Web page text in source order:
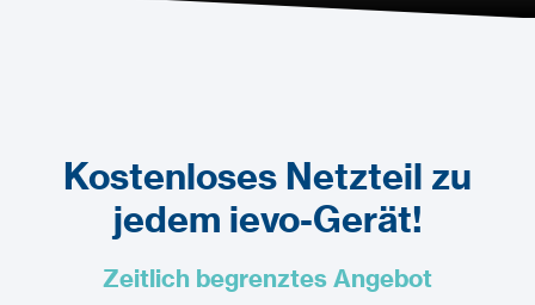
Kostenloses Netzteil zu
jedem ievo-Gerät!
Zeitlich begrenztes Angebot